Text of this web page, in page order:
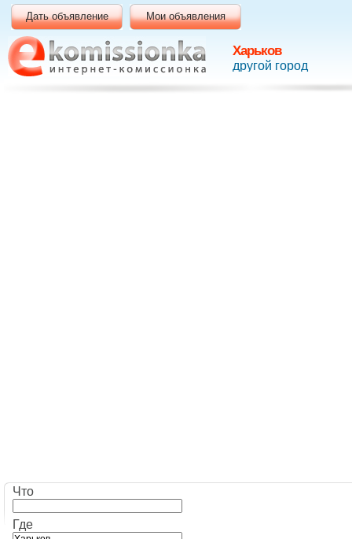
Харьков
другой город
Дать объявление Мои объявления
Что
Где